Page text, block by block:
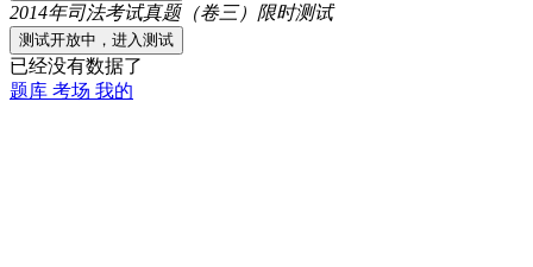
2014年司法考试真题（卷三）限时测试
已经没有数据了
题库 考场 我的